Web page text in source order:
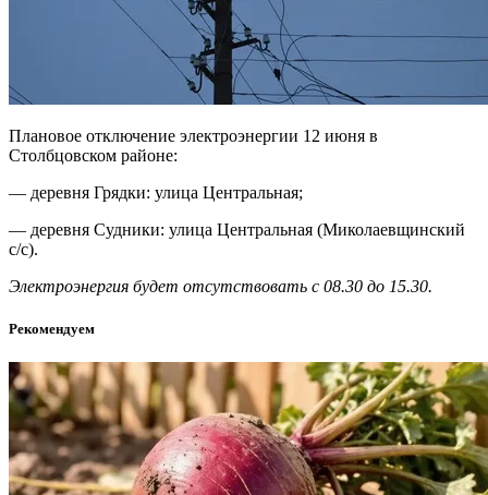
Плановое отключение электроэнергии 12 июня в
Столбцовском районе:
— деревня Грядки: улица Центральная;
— деревня Судники: улица Центральная (Миколаевщинский
с/с).
Электроэнергия будет отсутствовать с 08.30 до 15.30.
Рекомендуем